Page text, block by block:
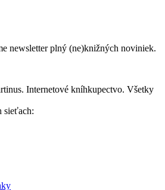
newsletter plný (ne)knižných noviniek.
Internetové kníhkupectvo. Všetky
sieťach: